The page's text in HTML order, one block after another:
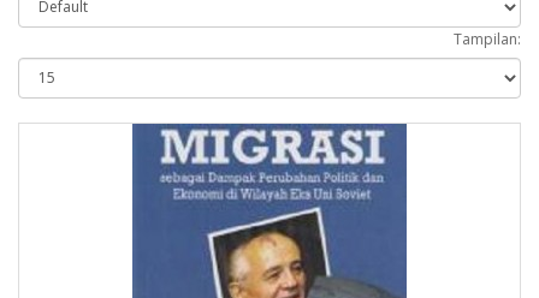
Tampilan: